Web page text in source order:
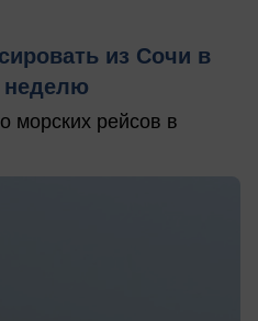
из Сочи в
неделю
морских рейсов в